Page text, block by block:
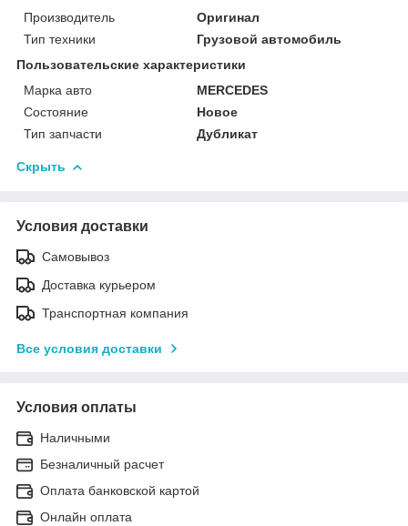
Производитель
Оригинал
Тип техники
Грузовой автомобиль
Пользовательские характеристики
Марка авто
MERCEDES
Состояние
Новое
Тип запчасти
Дубликат
Скрыть
Условия доставки
Самовывоз
Доставка курьером
Транспортная компания
Все условия доставки
Условия оплаты
Наличными
Безналичный расчет
Оплата банковской картой
Онлайн оплата